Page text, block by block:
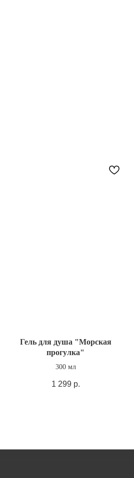
Гель для душа "Морская
прогулка"
300 мл
1 299 р.